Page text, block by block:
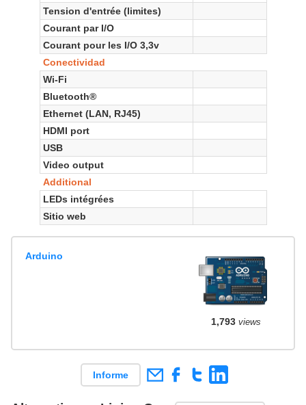
Tension d'entrée (limites)
Courant par I/O
Courant pour les I/O 3,3v
Conectividad
Wi-Fi
Bluetooth®
Ethernet (LAN, RJ45)
HDMI port
USB
Video output
Additional
LEDs intégrées
Sitio web
Arduino
1,793views
Informe